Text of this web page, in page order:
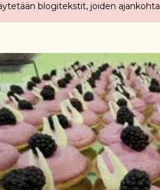
blogitekstit, joiden